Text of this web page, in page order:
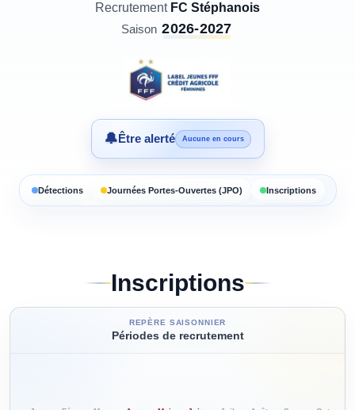
Recrutement FC Stéphanois
Saison 2026-2027
🔔Être alerté Aucune en cours
Détections Journées Portes-Ouvertes (JPO) Inscriptions
Inscriptions
REPÈRE SAISONNIER
Périodes de recrutement